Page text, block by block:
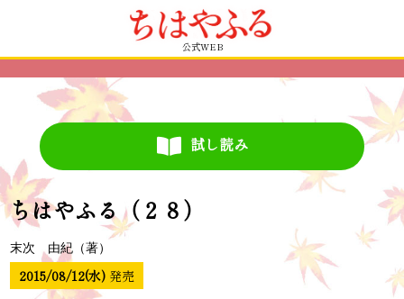
公式WEB
試し読み
ちはやふる（２８）
末次 由紀（著）
2015/08/12(水) 発売